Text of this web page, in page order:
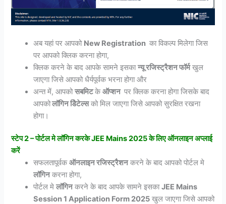
अब यहां पर आपको New Registration का विकल्प मिलेगा जिस
पर आपको क्लिक करना होगा,
क्लिक करने के बाद आपके सामने इसकान्यू रजिस्ट्रैशन फॉर्मखुल
जाएगा जिसे आपको धैर्यपूर्वक भरना होगा और
अन्त में, आपकोसबमिटकेऑप्शन पर क्लिक करना होगा जिसके बाद
आपकोलॉगिन डिेटेल्सको मिल जाएगा जिसे आपको सुरक्षित रखना
होगा।
स्टेप 2 – पोर्टल मे लॉगिन करके JEE Mains 2025 के लिए ऑनलाइन अप्लाई
करें
सफलतापूर्वकऑनलाइन रजिस्ट्रैशनकरने के बाद आपको पोर्टल मे
लॉगिनकरना होगा,
पोर्टल मेलॉगिनकरने के बाद आपके सामने इसकाJEE Mains
Session 1 Application Form 2025 खुल जाएगा जिसे आपको